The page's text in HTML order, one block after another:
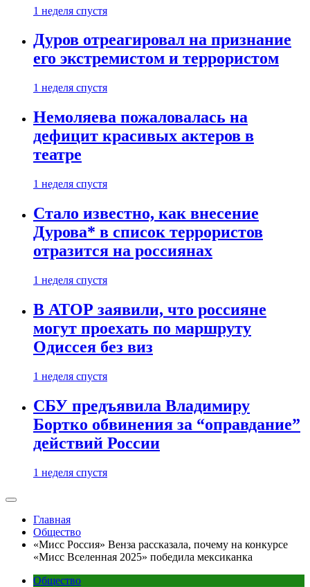
1 неделя спустя
Дуров отреагировал на признание
его экстремистом и террористом
1 неделя спустя
Немоляева пожаловалась на
дефицит красивых актеров в
театре
1 неделя спустя
Стало известно, как внесение
Дурова* в список террористов
отразится на россиянах
1 неделя спустя
В АТОР заявили, что россияне
могут проехать по маршруту
Одиссея без виз
1 неделя спустя
СБУ предъявила Владимиру
Бортко обвинения за “оправдание”
действий России
1 неделя спустя
Главная
Общество
«Мисс Россия» Венза рассказала, почему на конкурсе
«Мисс Вселенная 2025» победила мексиканка
Общество